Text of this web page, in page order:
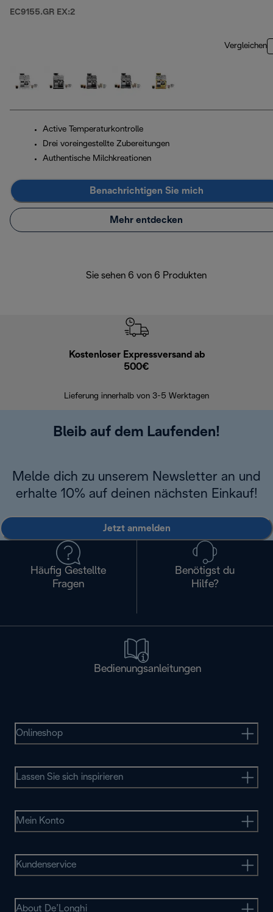
EC9155.GR EX:2
Vergleichen
Active Temperaturkontrolle
Drei voreingestellte Zubereitungen
Authentische Milchkreationen
Benachrichtigen Sie mich
Mehr entdecken
Sie sehen 6 von 6 Produkten
Kostenloser Expressversand ab
500€
Lieferung innerhalb von 3-5 Werktagen
Bleib auf dem Laufenden!
Melde dich zu unserem Newsletter an und
erhalte 10% auf deinen nächsten Einkauf!
Jetzt anmelden
Häufig Gestellte
Fragen
Benötigst du
Hilfe?
Bedienungsanleitungen
Onlineshop
Lassen Sie sich inspirieren
Mein Konto
Kundenservice
About De’Longhi